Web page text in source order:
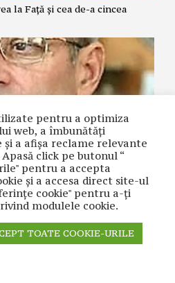
la Față și cea de-a cincea
– Crime premeditate prin
inutile
CUVÂNTUL NAȚIUNII | REALIZAT ÎN
pentru a optimiza
web, a îmbunătăţi
a afişa reclame relevante
click pe butonul “
pentru a accepta
şi a accesa direct site-ul
cookie" pentru a-ţi
modulele cookie.
TOATE COOKIE-URILE